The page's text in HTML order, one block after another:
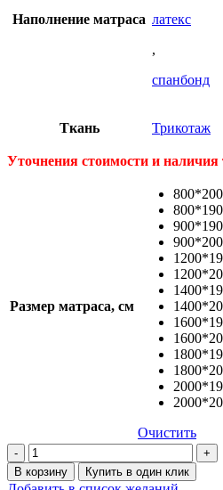
Наполнение матраса латекс
,
спанбонд
Ткань Трикотаж
Уточнения стоимости и наличия
Размер матраса, см
Очистить
Количество
товара
Матрас
В корзину Купить в один клик